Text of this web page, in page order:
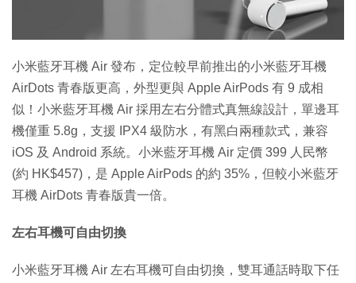
小米藍牙耳機 Air 發布，定位較早前推出的小米藍牙耳機
AirDots 青春版更高，外型更與 Apple AirPods 有 9 成相
似！小米藍牙耳機 Air 採用左右分體式真無線設計，單邊耳
機僅重 5.8g，支援 IPX4 級防水，有黑白兩種款式，兼容
iOS 及 Android 系統。小米藍牙耳機 Air 定價 399 人民幣
(約 HK$457)，是 Apple AirPods 的約 35%，但較小米藍牙
耳機 AirDots 青春版貴一倍。
左右耳機可自由切換
小米藍牙耳機 Air 左右耳機可自由切換，雙耳通話時取下任